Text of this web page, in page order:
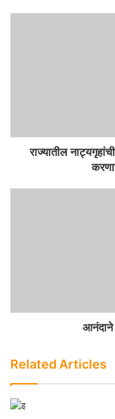
राज्यातील
आनंदाने
Related Articles